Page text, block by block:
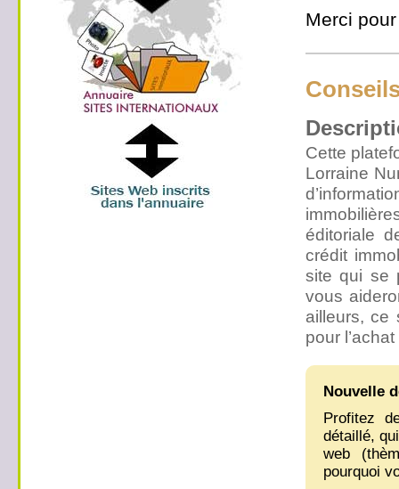
Merci
Cette
Lorraine
éditoriale
crédit
site qui se
vous
ailleurs, ce
pour
Nouvelle
Profitez
détaillé,
web
pourquoi